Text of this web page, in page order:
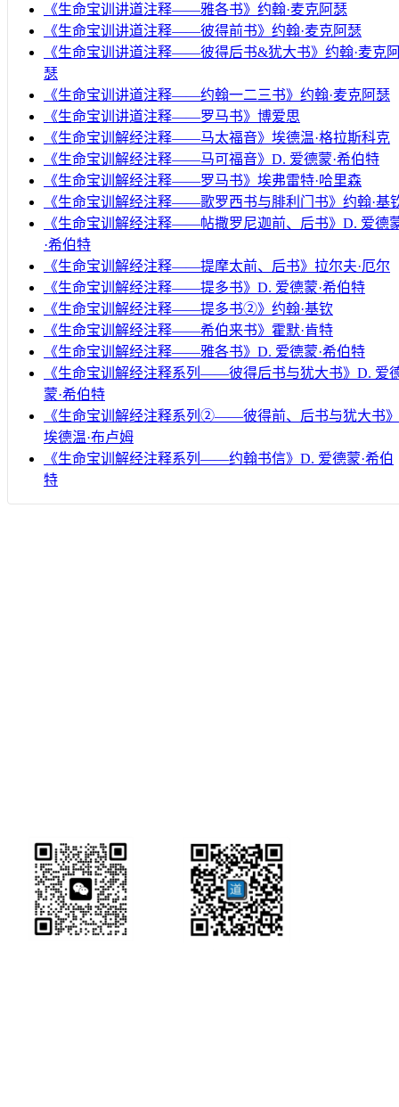
《生命宝训讲道注释——雅各书》约翰·麦克阿瑟
《生命宝训讲道注释——彼得前书》约翰·麦克阿瑟
《生命宝训讲道注释——彼得后书&犹大书》约翰·麦克
瑟
《生命宝训讲道注释——约翰一二三书》约翰·麦克阿瑟
《生命宝训讲道注释——罗马书》博爱思
《生命宝训解经注释——马太福音》埃德温·格拉斯科克
《生命宝训解经注释——马可福音》D. 爱德蒙·希伯特
《生命宝训解经注释——罗马书》埃弗雷特·哈里森
《生命宝训解经注释——歌罗西书与腓利门书》约翰·基
《生命宝训解经注释——帖撒罗尼迦前、后书》D. 爱德
·希伯特
《生命宝训解经注释——提摩太前、后书》拉尔夫·厄尔
《生命宝训解经注释——提多书》D. 爱德蒙·希伯特
《生命宝训解经注释——提多书②》约翰·基钦
《生命宝训解经注释——希伯来书》霍默·肯特
《生命宝训解经注释——雅各书》D. 爱德蒙·希伯特
《生命宝训解经注释系列——彼得后书与犹大书》D. 爱
蒙·希伯特
《生命宝训解经注释系列②——彼得前、后书与犹大书》
埃德温·布卢姆
《生命宝训解经注释系列——约翰书信》D. 爱德蒙·希伯
特